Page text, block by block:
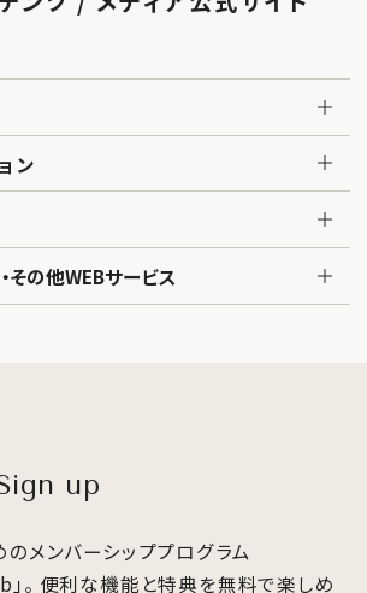
ン
その他WEBサービス
up
メンバーシッププログラム
。 便利な機能と特典を無料で楽しめ